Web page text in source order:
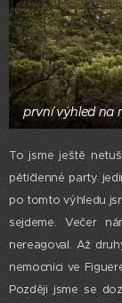
první výhled na
To jsme ještě
pětičlenné party
po tomto výhledu
sejdeme. Večer
nereagoval. Až
nemocnici ve
Později jsme se